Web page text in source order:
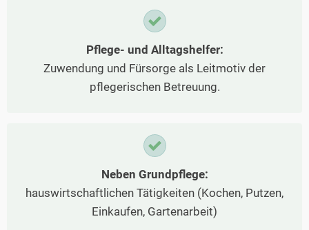
Pflege- und Alltagshelfer:
Zuwendung und Fürsorge als Leitmotiv der
pflegerischen Betreuung.
Neben Grundpflege:
hauswirtschaftlichen Tätigkeiten (Kochen, Putzen,
Einkaufen, Gartenarbeit)